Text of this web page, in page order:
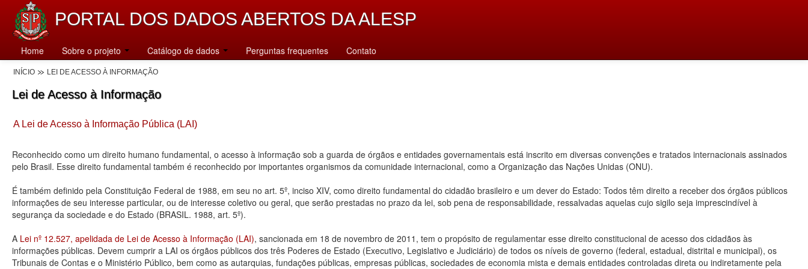
PORTAL DOS DADOS ABERTOS DA ALESP
Home Sobre o projeto Catálogo de dados Perguntas frequentes Contato
INÍCIO LEI DE ACESSO À INFORMAÇÃO
Lei de Acesso à Informação
A Lei de Acesso à Informação Pública (LAI)
Reconhecido como um direito humano fundamental, o acesso à informação sob a guarda de órgãos e entidades governamentais está inscrito em diversas convenções e tratados internacionais assinados
pelo Brasil. Esse direito fundamental também é reconhecido por importantes organismos da comunidade internacional, como a Organização das Nações Unidas (ONU).
É também definido pela Constituição Federal de 1988, em seu no art. 5º, inciso XIV, como direito fundamental do cidadão brasileiro e um dever do Estado: Todos têm direito a receber dos órgãos públicos
informações de seu interesse particular, ou de interesse coletivo ou geral, que serão prestadas no prazo da lei, sob pena de responsabilidade, ressalvadas aquelas cujo sigilo seja imprescindível à
segurança da sociedade e do Estado (BRASIL. 1988, art. 5º).
A Lei nº 12.527, apelidada de Lei de Acesso à Informação (LAI), sancionada em 18 de novembro de 2011, tem o propósito de regulamentar esse direito constitucional de acesso dos cidadãos às
informações públicas. Devem cumprir a LAI os órgãos públicos dos três Poderes de Estado (Executivo, Legislativo e Judiciário) de todos os níveis de governo (federal, estadual, distrital e municipal), os
Tribunais de Contas e o Ministério Público, bem como as autarquias, fundações públicas, empresas públicas, sociedades de economia mista e demais entidades controladas direta ou indiretamente pela